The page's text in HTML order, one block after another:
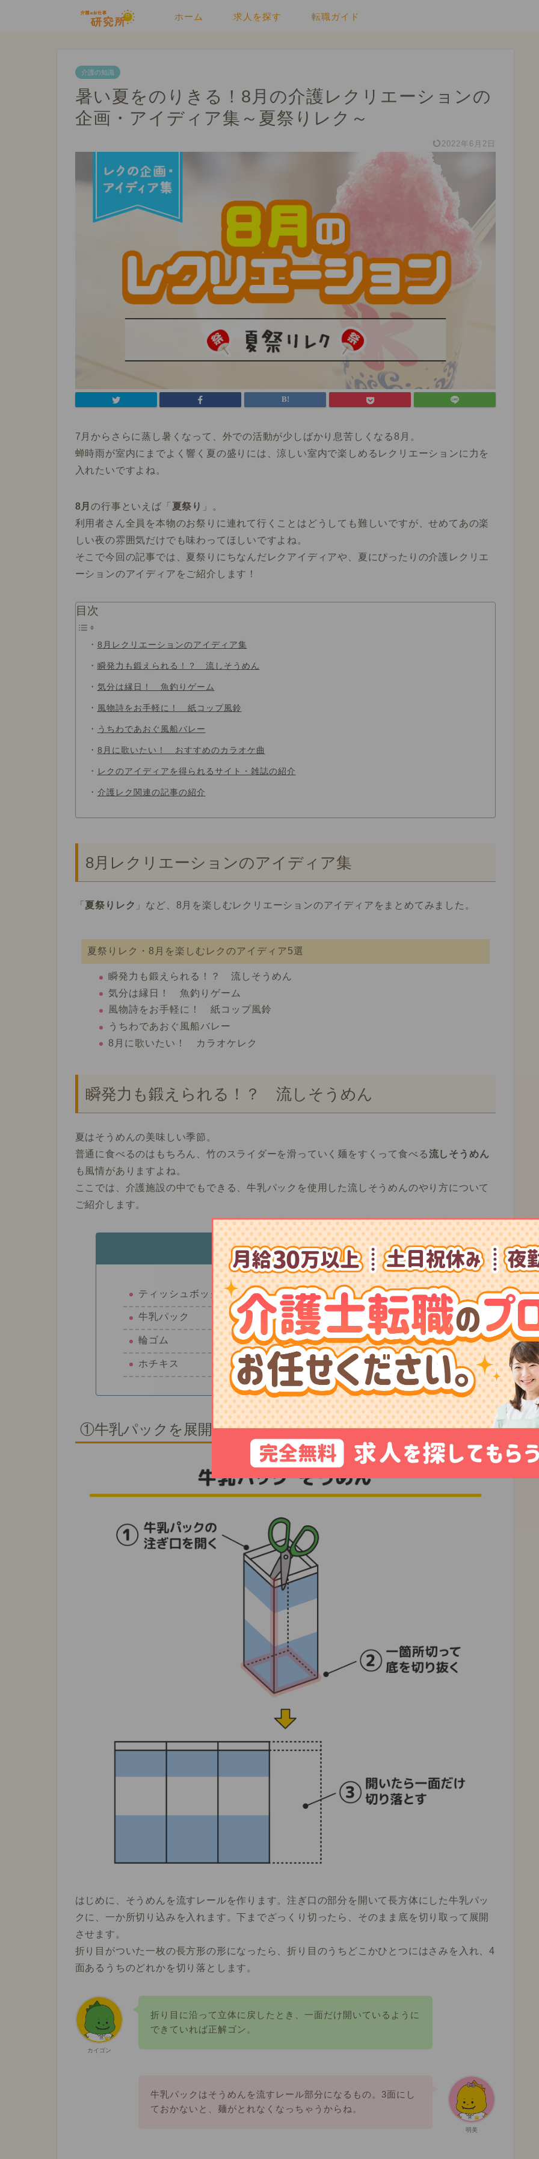
ホーム 求人を探す 転職ガイド
介護の知識
暑い夏をのりきる！8月の介護レクリエーションの
企画・アイディア集～夏祭りレク～
2022年6月2日
7月からさらに蒸し暑くなって、外での活動が少しばかり息苦しくなる8月。
蝉時雨が室内にまでよく響く夏の盛りには、涼しい室内で楽しめるレクリエーションに力を
入れたいですよね。
8月の行事といえば「 夏祭り 」。
利用者さん全員を本物のお祭りに連れて行くことはどうしても難しいですが、せめてあの楽
しい夜の雰囲気だけでも味わってほしいですよね。
そこで今回の記事では、夏祭りにちなんだレクアイディアや、夏にぴったりの介護レクリエ
ーションのアイディアをご紹介します！
目次
8月レクリエーションのアイディア集
瞬発力も鍛えられる！？ 流しそうめん
気分は縁日！ 魚釣りゲーム
風物詩をお手軽に！ 紙コップ風鈴
うちわであおぐ風船バレー
8月に歌いたい！ おすすめのカラオケ曲
レクのアイディアを得られるサイト・雑誌の紹介
介護レク関連の記事の紹介
8月レクリエーションのアイディア集
「 夏祭りレク 」など、8月を楽しむレクリエーションのアイディアをまとめてみました。
夏祭りレク・8月を楽しむレクのアイディア5選
瞬発力も鍛えられる！？ 流しそうめん
気分は縁日！ 魚釣りゲーム
風物詩をお手軽に！ 紙コップ風鈴
うちわであおぐ風船バレー
8月に歌いたい！ カラオケレク
瞬発力も鍛えられる！？ 流しそうめん
夏はそうめんの美味しい季節。
普通に食べるのはもちろん、竹のスライダーを滑っていく麺をすくって食べる流しそうめん
も風情がありますよね。
ここでは、介護施設の中でもできる、牛乳パックを使用した流しそうめんのやり方について
ご紹介します。
用意するもの
ティッシュボックス
牛乳パック
輪ゴム
ホチキス
①牛乳パックを展開する
はじめに、そうめんを流すレールを作ります。注ぎ口の部分を開いて長方体にした牛乳パッ
クに、一か所切り込みを入れます。下までざっくり切ったら、そのまま底を切り取って展開
させます。
折り目がついた一枚の長方形の形になったら、折り目のうちどこかひとつにはさみを入れ、4
面あるうちのどれかを切り落とします。
カイゴン
折り目に沿って立体に戻したとき、一面だけ開いているように
できていれば正解ゴン。
明美
牛乳パックはそうめんを流すレール部分になるもの。3面にし
ておかないと、麺がとれなくなっちゃうからね。